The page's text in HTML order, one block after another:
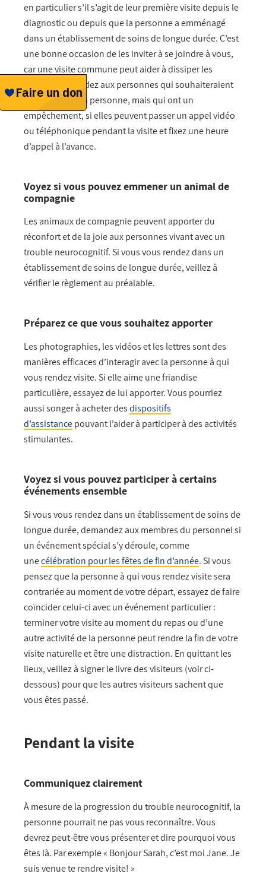
en particulier s’il s’agit de leur première visite depuis le
diagnostic ou depuis que la personne a emménagé
dans un établissement de soins de longue durée. C’est
une bonne occasion de les inviter à se joindre à vous,
car une visite commune peut aider à dissiper les
doutes. Demandez aux personnes qui souhaiteraient
rendre visite à la personne, mais qui ont un
empêchement, si elles peuvent passer un appel vidéo
ou téléphonique pendant la visite et fixez une heure
d’appel à l’avance.
Voyez si vous pouvez emmener un animal de
compagnie
Les animaux de compagnie peuvent apporter du
réconfort et de la joie aux personnes vivant avec un
trouble neurocognitif. Si vous vous rendez dans un
établissement de soins de longue durée, veillez à
vérifier le règlement au préalable.
Préparez ce que vous souhaitez apporter
Les photographies, les vidéos et les lettres sont des
manières efficaces d’interagir avec la personne à qui
vous rendez visite. Si elle aime une friandise
particulière, essayez de lui apporter. Vous pourriez
aussi songer à acheter desdispositifs
d’assistancepouvant l’aider à participer à des activités
stimulantes.
Voyez si vous pouvez participer à certains
événements ensemble
Si vous vous rendez dans un établissement de soins de
longue durée, demandez aux membres du personnel si
un événement spécial s’y déroule, comme
unecélébration pour les fêtes de fin d’année. Si vous
pensez que la personne à qui vous rendez visite sera
contrariée au moment de votre départ, essayez de faire
coïncider celui-ci avec un événement particulier :
terminer votre visite au moment du repas ou d’une
autre activité de la personne peut rendre la fin de votre
visite naturelle et être une distraction. En quittant les
lieux, veillez à signer le livre des visiteurs (voir ci-
dessous) pour que les autres visiteurs sachent que
vous êtes passé.
Pendant la visite
Communiquez clairement
À mesure de la progression du trouble neurocognitif, la
personne pourrait ne pas vous reconnaître. Vous
devrez peut-être vous présenter et dire pourquoi vous
êtes là. Par exemple « Bonjour Sarah, c’est moi Jane. Je
suis venue te rendre visite! »